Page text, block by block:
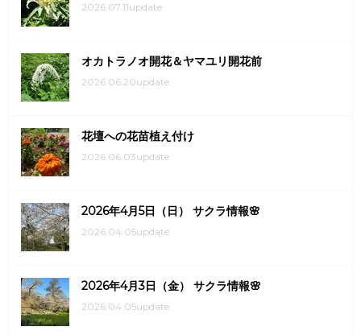
2026.07.11update
オカトラノオ開花＆ヤマユリ開花前
2026.06.20update
花壇への花苗植え付け
2026.06.03update
2026年4月5日（日） サクラ情報🌸
2026.04.05update
2026年4月3日（金） サクラ情報🌸
2026.04.05update